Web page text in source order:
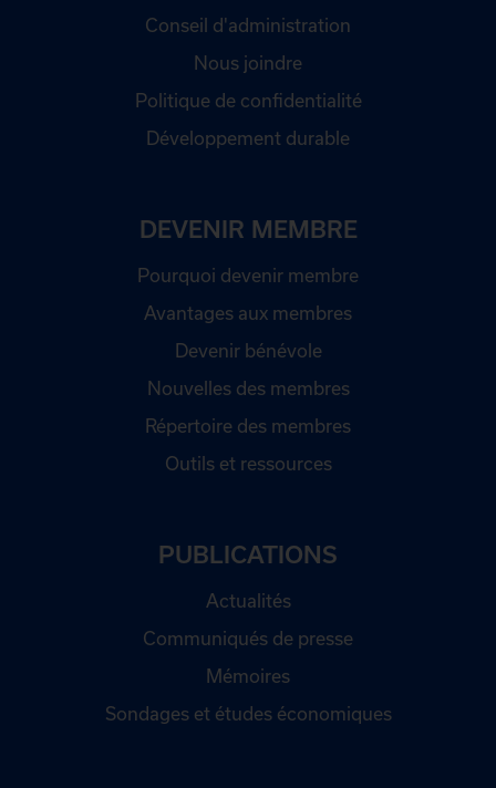
Conseil d'administration
Nous joindre
Politique de confidentialité
Développement durable
DEVENIR MEMBRE
Pourquoi devenir membre
Avantages aux membres
Devenir bénévole
Nouvelles des membres
Répertoire des membres
Outils et ressources
PUBLICATIONS
Actualités
Communiqués de presse
Mémoires
Sondages et études économiques